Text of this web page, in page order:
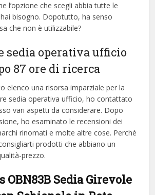
l’opzione che scegli abbia tutte le
bisogno. Dopotutto, ha senso
che non è utilizzabile?
sedia operativa ufficio
87 ore di ricerca
elenco una risorsa imparziale per la
sedia operativa ufficio, ​​ho contattato
vari aspetti da considerare. Dopo
ho esaminato le recensioni dei
rinomati e molte altre cose. Perché
prodotti che abbiano un
prezzo.
OBN83B Sedia Girevole